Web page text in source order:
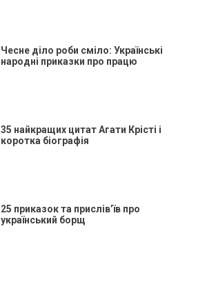
Чесне діло роби сміло: Українські
народні приказки про працю
35 найкращих цитат Агати Крісті і
коротка біографія
25 приказок та прислів’їв про
український борщ